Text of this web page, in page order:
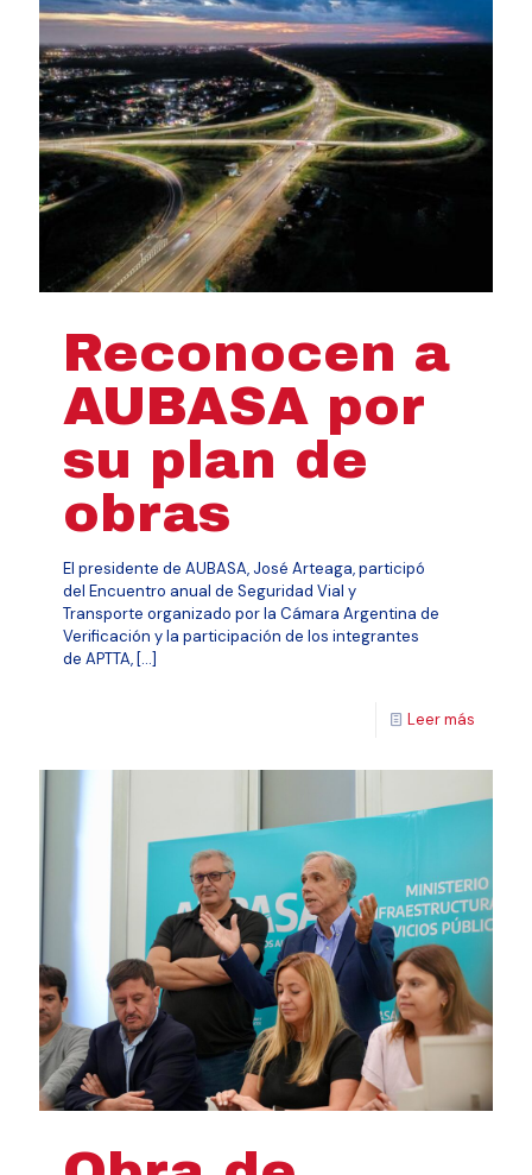
Reconocen a
AUBASA por
su plan de
obras
El presidente de AUBASA, José Arteaga, participó
del Encuentro anual de Seguridad Vial y
Transporte organizado por la Cámara Argentina de
Verificación y la participación de los integrantes
de APTTA, […]
Leer más